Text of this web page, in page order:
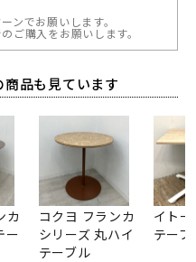
ンでお願いします。
ご購入をお願いします。
品も見ています
カ
ー
コクヨ フランカ
シリーズ 丸ハイ
テーブル
イト
テーブ